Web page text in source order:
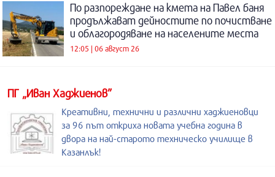
По разпореждане на кмета на Павел баня
продължават дейностите по почистване
и облагородяване на населените места
12:05 | 06 август 26
ПГ „Иван Хаджиенов”
Креативни, технични и различни хаджиеновци
за 96 път откриха новата учебна година в
двора на най-старото техническо училище в
Казанлък!